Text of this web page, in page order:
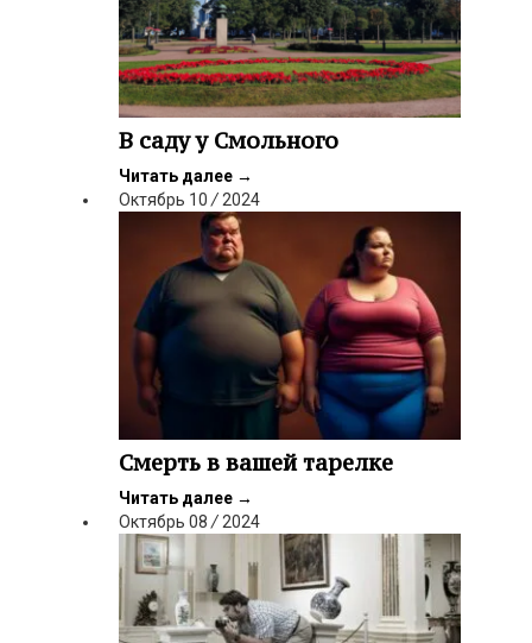
В саду у Смольного
Читать далее →
Октябрь 10 / 2024
Смерть в вашей тарелке
Читать далее →
Октябрь 08 / 2024